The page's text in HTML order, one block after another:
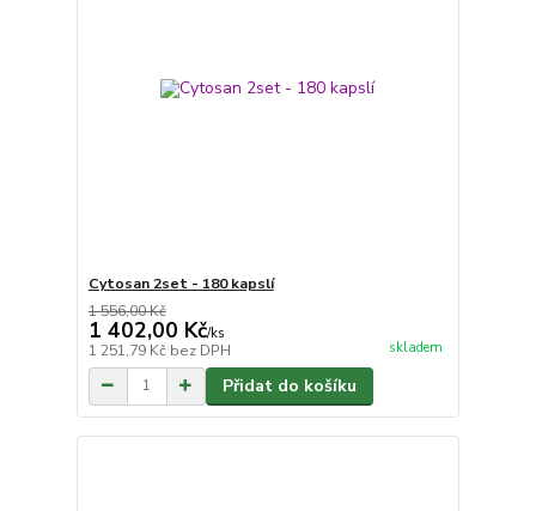
Cytosan 2set - 180 kapslí
1 556,00 Kč
1 402,00 Kč/ks
1 251,79 Kč bez DPH skladem
Přidat do košíku